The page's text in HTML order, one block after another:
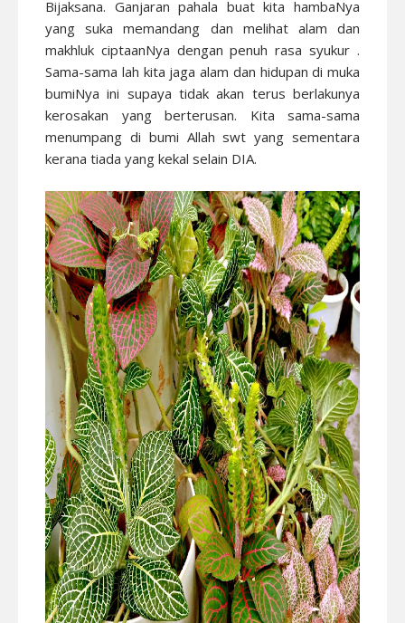
Bijaksana. Ganjaran pahala buat kita hambaNya
yang suka memandang dan melihat alam dan
makhluk ciptaanNya dengan penuh rasa syukur .
Sama-sama lah kita jaga alam dan hidupan di muka
bumiNya ini supaya tidak akan terus berlakunya
kerosakan yang berterusan. Kita sama-sama
menumpang di bumi Allah swt yang sementara
kerana tiada yang kekal selain DIA.